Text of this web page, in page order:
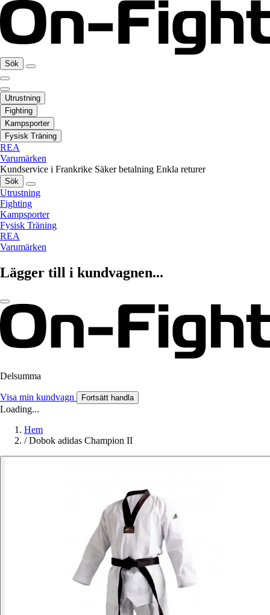
Sök
Utrustning
Fighting
Kampsporter
Fysisk Träning
REA
Varumärken
Kundservice i Frankrike Säker betalning Enkla returer
Sök
Utrustning
Fighting
Kampsporter
Fysisk Träning
REA
Varumärken
Lägger till i kundvagnen...
Delsumma
Visa min kundvagn Fortsätt handla
Loading...
Hem
/ Dobok adidas Champion II